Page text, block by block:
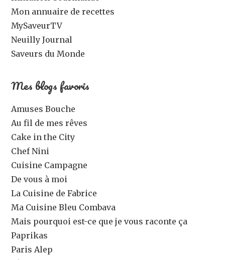
Mon annuaire de recettes
MySaveurTV
Neuilly Journal
Saveurs du Monde
Mes blogs favoris
Amuses Bouche
Au fil de mes rêves
Cake in the City
Chef Nini
Cuisine Campagne
De vous à moi
La Cuisine de Fabrice
Ma Cuisine Bleu Combava
Mais pourquoi est-ce que je vous raconte ça
Paprikas
Paris Alep